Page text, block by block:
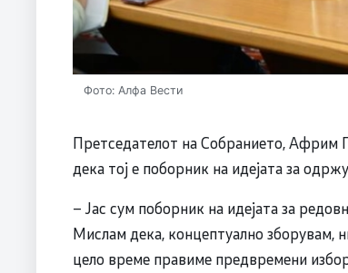
Фото: Алфа Вести
Претседателот на Собранието, Африм
дека тој е поборник на идејата за
– Јас сум поборник на идејата за
Мислам дека, концептуално зборувам,
цело време правиме предвремени